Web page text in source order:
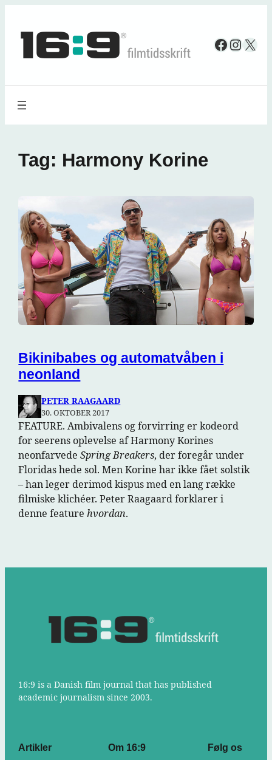
indhold
X
Tag: Harmony Korine
Bikinibabes og automatvåben i
neonland
PETER RAAGAARD
30. OKTOBER 2017
FEATURE. Ambivalens og forvirring er kodeord
for seerens oplevelse af Harmony Korines
neonfarvedeSpring Breakers, der foregår under
Floridas hede sol. Men Korine har ikke fået solstik
– han leger derimod kispus med en lang række
filmiske klichéer. Peter Raagaard forklarer i
denne featurehvordan.
16:9 is a Danish film journal that has published
academic journalism since 2003.
Artikler Om 16:9 Følg os